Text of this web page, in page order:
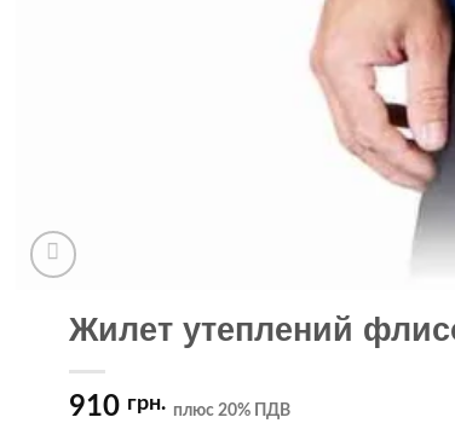
Жилет утеплений
910 грн. плюс 20% ПДВ